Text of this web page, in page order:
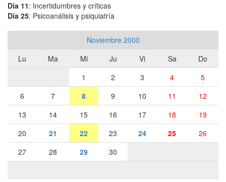
Día 11: Incertidumbres y críticas
Día 25: Psicoanálisis y psiquiatría
Noviembre 2000
Lu
Ma Mi Ju Vi Sa
Do
1
2 3 4
5
6
7 8 9 10 11
12
13
14 15 16 17 18
19
20
21 22 23 24 25
26
27
28 29 30